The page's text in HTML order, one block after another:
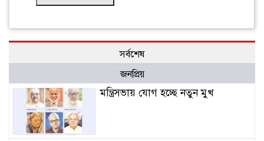
সর্বশেষ
জনপ্রিয়
মন্ত্রিসভায় যোগ হচ্ছে নতুন মুখ